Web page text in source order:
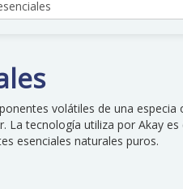
volátiles de una especia
La tecnología utiliza por Akay
esenciales naturales puros.